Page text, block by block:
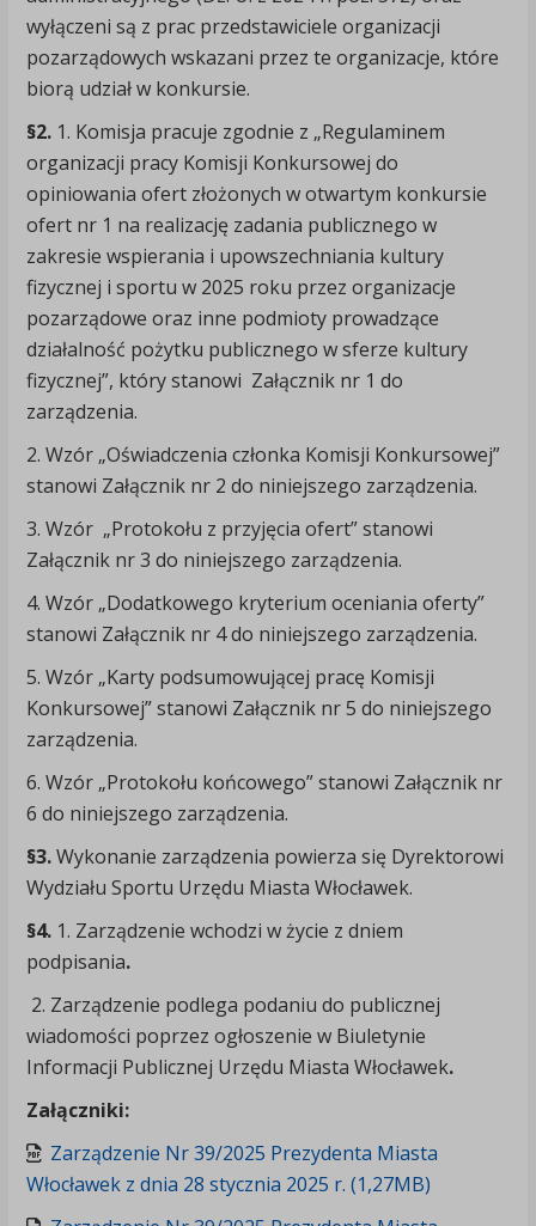
wyłączeni są z prac przedstawiciele organizacji
pozarządowych wskazani przez te organizacje, które
biorą udział w konkursie.
§2. 1. Komisja pracuje zgodnie z „Regulaminem
organizacji pracy Komisji Konkursowej do
opiniowania ofert złożonych w otwartym konkursie
ofert nr 1 na realizację zadania publicznego w
zakresie wspierania i upowszechniania kultury
fizycznej i sportu w 2025 roku przez organizacje
pozarządowe oraz inne podmioty prowadzące
działalność pożytku publicznego w sferze kultury
fizycznej”, który stanowi Załącznik nr 1 do
zarządzenia.
2. Wzór „Oświadczenia członka Komisji Konkursowej”
stanowi Załącznik nr 2 do niniejszego zarządzenia.
3. Wzór „Protokołu z przyjęcia ofert” stanowi
Załącznik nr 3 do niniejszego zarządzenia.
4. Wzór „Dodatkowego kryterium oceniania oferty”
stanowi Załącznik nr 4 do niniejszego zarządzenia.
5. Wzór „Karty podsumowującej pracę Komisji
Konkursowej” stanowi Załącznik nr 5 do niniejszego
zarządzenia.
6. Wzór „Protokołu końcowego” stanowi Załącznik nr
6 do niniejszego zarządzenia.
§3.Wykonanie zarządzenia powierza się Dyrektorowi
Wydziału Sportu Urzędu Miasta Włocławek.
§4. 1. Zarządzenie wchodzi w życie z dniem
podpisania.
2. Zarządzenie podlega podaniu do publicznej
wiadomości poprzez ogłoszenie w Biuletynie
Informacji Publicznej Urzędu Miasta Włocławek.
Załączniki:
Zarządzenie Nr 39/2025 Prezydenta Miasta
Włocławek z dnia 28 stycznia 2025 r. (1,27MB)